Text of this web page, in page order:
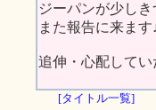
ジーパンが少し
また報告に来ます
追伸・心配して
[タイトル一覧]